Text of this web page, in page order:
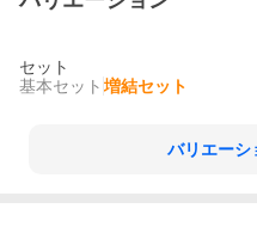
セット
基本セット 増結セット
バリエーシ